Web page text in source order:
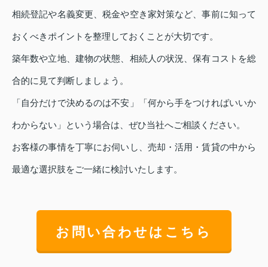
相続登記や名義変更、税金や空き家対策など、事前に知って
おくべきポイントを整理しておくことが大切です。
築年数や立地、建物の状態、相続人の状況、保有コストを総
合的に見て判断しましょう。
「自分だけで決めるのは不安」「何から手をつければいいか
わからない」という場合は、ぜひ当社へご相談ください。
お客様の事情を丁寧にお伺いし、売却・活用・賃貸の中から
最適な選択肢をご一緒に検討いたします。
お問い合わせはこちら